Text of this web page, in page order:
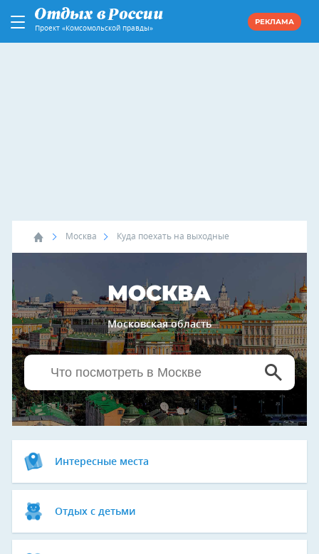
Проект «Комсомольской правды»
РЕКЛАМА
Москва Куда поехать на выходные
МОСКВА
Московская область
Интересные места
Отдых с детьми